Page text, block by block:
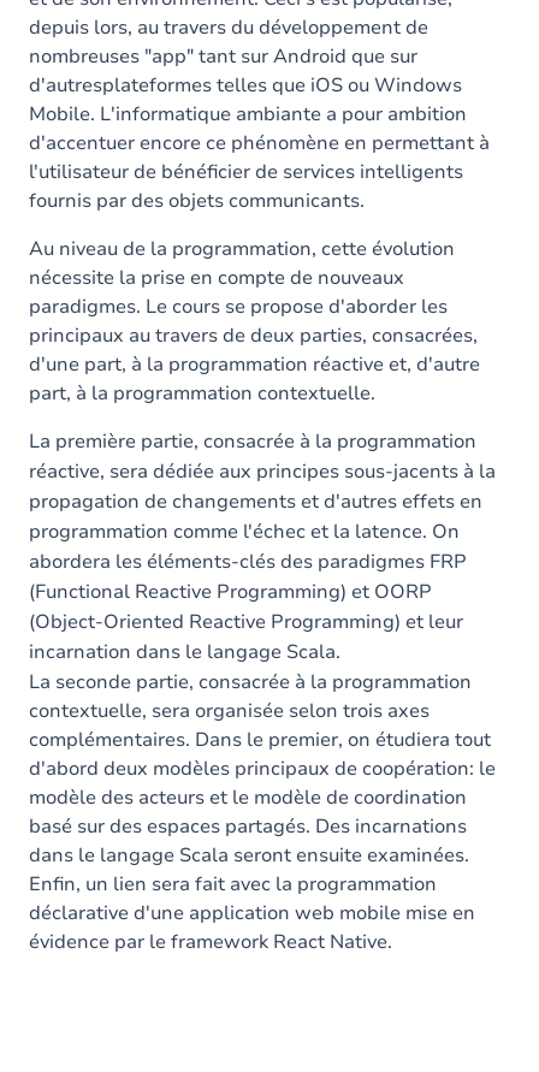
depuis lors, au travers du développement de
nombreuses "app" tant sur Android que sur
d'autresplateformes telles que iOS ou Windows
Mobile. L'informatique ambiante a pour ambition
d'accentuer encore ce phénomène en permettant à
l'utilisateur de bénéficier de services intelligents
fournis par des objets communicants.
Au niveau de la programmation, cette évolution
nécessite la prise en compte de nouveaux
paradigmes. Le cours se propose d'aborder les
principaux au travers de deux parties, consacrées,
d'une part, à la programmation réactive et, d'autre
part, à la programmation contextuelle.
La première partie, consacrée à la programmation
réactive, sera dédiée aux principes sous-jacents à la
propagation de changements et d'autres effets en
programmation comme l'échec et la latence. On
abordera les éléments-clés des paradigmes FRP
(Functional Reactive Programming) et OORP
(Object-Oriented Reactive Programming) et leur
incarnation dans le langage Scala.
La seconde partie, consacrée à la programmation
contextuelle, sera organisée selon trois axes
complémentaires. Dans le premier, on étudiera tout
d'abord deux modèles principaux de coopération: le
modèle des acteurs et le modèle de coordination
basé sur des espaces partagés. Des incarnations
dans le langage Scala seront ensuite examinées.
Enfin, un lien sera fait avec la programmation
déclarative d'une application web mobile mise en
évidence par le framework React Native.